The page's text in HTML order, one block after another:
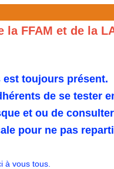
la FFAM et de la
toujours présent.
de se tester
et ou de
pour ne pas
à vous tous.